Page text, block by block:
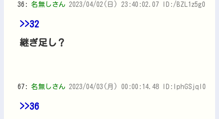
36: 名無しさん 2023/04/02(日) 23:40:02.07 ID:/BZL1z5g0
>>32
継ぎ足し？
67: 名無しさん 2023/04/03(月) 00:00:14.48 ID:lphGSjqI0
>>36